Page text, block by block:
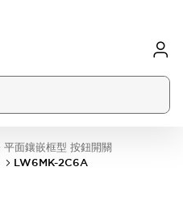
平面鑲嵌框型 按鈕開關
LW6MK-2C6A